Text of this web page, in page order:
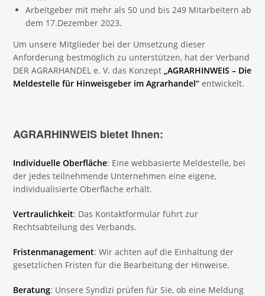
Arbeitgeber mit mehr als 50 und bis 249 Mitarbeitern ab
dem 17.Dezember 2023.
Um unsere Mitglieder bei der Umsetzung dieser
Anforderung bestmöglich zu unterstützen, hat der Verband
DER AGRARHANDEL e. V. das Konzept „AGRARHINWEIS – Die
Meldestelle für Hinweisgeber im Agrarhandel“ entwickelt.
AGRARHINWEIS bietet Ihnen:
Individuelle Oberfläche: Eine webbasierte Meldestelle, bei
der jedes teilnehmende Unternehmen eine eigene,
individualisierte Oberfläche erhält.
Vertraulichkeit: Das Kontaktformular führt zur
Rechtsabteilung des Verbands.
Fristenmanagement: Wir achten auf die Einhaltung der
gesetzlichen Fristen für die Bearbeitung der Hinweise.
Beratung: Unsere Syndizi prüfen für Sie, ob eine Meldung